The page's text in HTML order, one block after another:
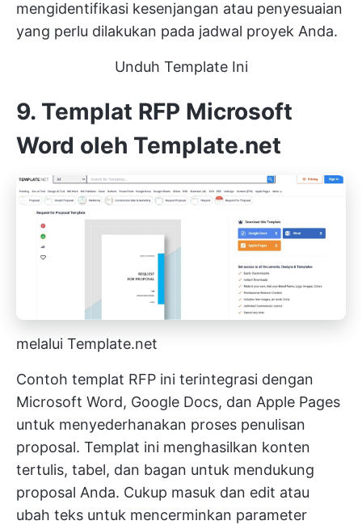
mengidentifikasi kesenjangan atau penyesuaian
yang perlu dilakukan pada jadwal proyek Anda.
Unduh Template Ini
9. Templat RFP Microsoft
Word oleh Template.net
melalui Template.net
Contoh templat RFP ini terintegrasi dengan
Microsoft Word, Google Docs, dan Apple Pages
untuk menyederhanakan proses penulisan
proposal. Templat ini menghasilkan konten
tertulis, tabel, dan bagan untuk mendukung
proposal Anda. Cukup masuk dan edit atau
ubah teks untuk mencerminkan parameter